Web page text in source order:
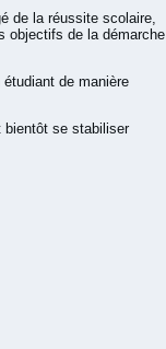
de la réussite scolaire,
objectifs de la démarche
de manière
bientôt se stabiliser